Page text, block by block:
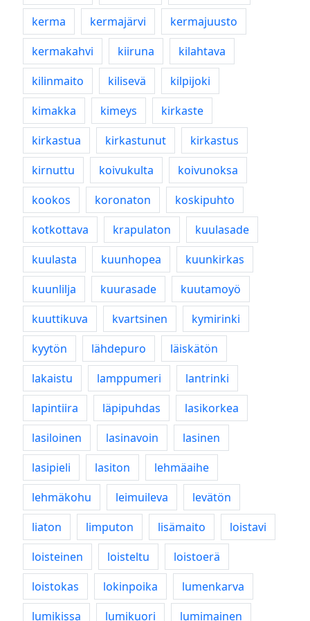
kerma
kermajärvi
kermajuusto
kermakahvi
kiiruna
kilahtava
kilinmaito
kilisevä
kilpijoki
kimakka
kimeys
kirkaste
kirkastua
kirkastunut
kirkastus
kirnuttu
koivukulta
koivunoksa
kookos
koronaton
koskipuhto
kotkottava
krapulaton
kuulasade
kuulasta
kuunhopea
kuunkirkas
kuunlilja
kuurasade
kuutamoyö
kuuttikuva
kvartsinen
kymirinki
kyytön
lähdepuro
läiskätön
lakaistu
lamppumeri
lantrinki
lapintiira
läpipuhdas
lasikorkea
lasiloinen
lasinavoin
lasinen
lasipieli
lasiton
lehmäaihe
lehmäkohu
leimuileva
levätön
liaton
limputon lisämaito
loistavi
loisteinen
loisteltu
loistoerä
loistokas
lokinpoika
lumenkarva
lumikissa
lumikuori lumimainen